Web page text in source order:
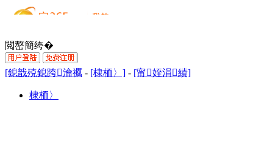
閲嶅簡绔�
[鎴戠殑鎴跨瀹禲 - [棣栭〉] - [甯姪涓績]
棣栭〉